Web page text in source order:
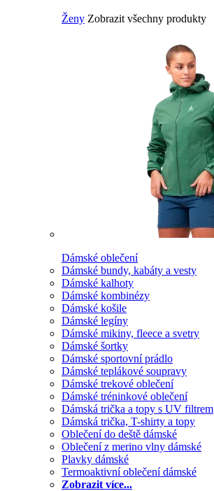
Ženy Zobrazit všechny produkty
Dámské oblečení
Dámské bundy, kabáty a vesty
Dámské kalhoty
Dámské kombinézy
Dámské košile
Dámské legíny
Dámské mikiny, fleece a svetry
Dámské šortky
Dámské sportovní prádlo
Dámské teplákové soupravy
Dámské trekové oblečení
Dámské tréninkové oblečení
Dámská trička a topy s UV filtrem
Dámská trička, T-shirty a topy
Oblečení do deště dámské
Oblečení z merino vlny dámské
Plavky dámské
Termoaktivní oblečení dámské
Zobrazit více...